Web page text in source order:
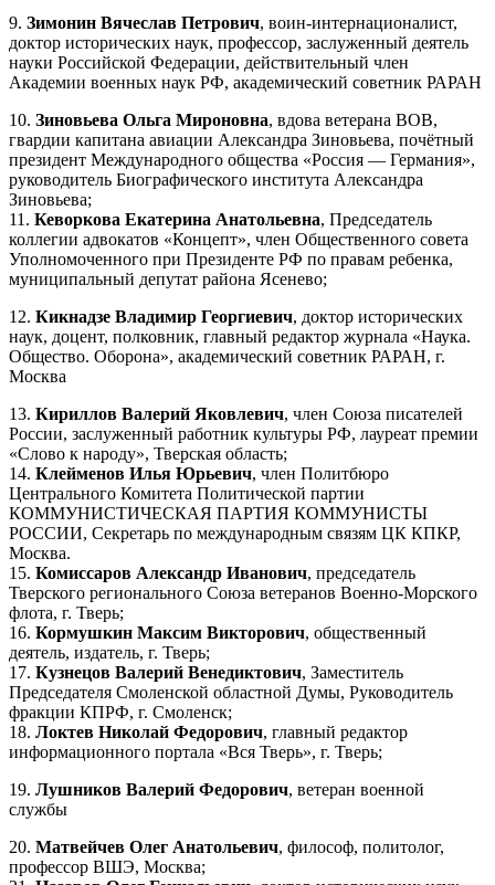
9. Зимонин Вячеслав Петрович, воин-интернационалист,
доктор исторических наук, профессор, заслуженный деятель
науки Российской Федерации, действительный член
Академии военных наук РФ, академический советник РАРАН
10. Зиновьева Ольга Мироновна, вдова ветерана ВОВ,
гвардии капитана авиации Александра Зиновьева, почётный
президент Международного общества «Россия — Германия»,
руководитель Биографического института Александра
Зиновьева;
11. Кеворкова Екатерина Анатольевна, Председатель
коллегии адвокатов «Концепт», член Общественного совета
Уполномоченного при Президенте РФ по правам ребенка,
муниципальный депутат района Ясенево;
12. Кикнадзе Владимир Георгиевич, доктор исторических
наук, доцент, полковник, главный редактор журнала «Наука.
Общество. Оборона», академический советник РАРАН, г.
Москва
13. Кириллов Валерий Яковлевич, член Союза писателей
России, заслуженный работник культуры РФ, лауреат премии
«Слово к народу», Тверская область;
14. Клейменов Илья Юрьевич, член Политбюро
Центрального Комитета Политической партии
КОММУНИСТИЧЕСКАЯ ПАРТИЯ КОММУНИСТЫ
РОССИИ, Секретарь по международным связям ЦК КПКР,
Москва.
15. Комиссаров Александр Иванович, председатель
Тверского регионального Союза ветеранов Военно-Морского
флота, г. Тверь;
16. Кормушкин Максим Викторович, общественный
деятель, издатель, г. Тверь;
17. Кузнецов Валерий Венедиктович, Заместитель
Председателя Смоленской областной Думы, Руководитель
фракции КПРФ, г. Смоленск;
18. Локтев Николай Федорович, главный редактор
информационного портала «Вся Тверь», г. Тверь;
19. Лушников Валерий Федорович, ветеран военной
службы
20. Матвейчев Олег Анатольевич, философ, политолог,
профессор ВШЭ, Москва;